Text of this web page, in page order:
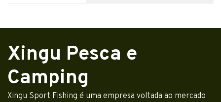
Xingu Pesca e
Camping
Xingu Sport Fishing é uma empresa voltada ao mercado